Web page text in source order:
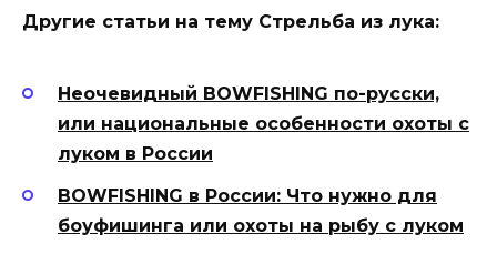
Другие статьи на тему Стрельба из лука:
Неочевидный BOWFISHING по-русски,
или национальные особенности охоты с
луком в России
BOWFISHING в России: Что нужно для
боуфишинга или охоты на рыбу с луком